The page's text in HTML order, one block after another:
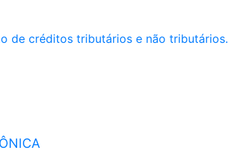
de créditos tributários e não tributários.